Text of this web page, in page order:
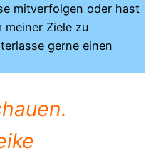
mitverfolgen oder hast
meiner Ziele zu
gerne einen